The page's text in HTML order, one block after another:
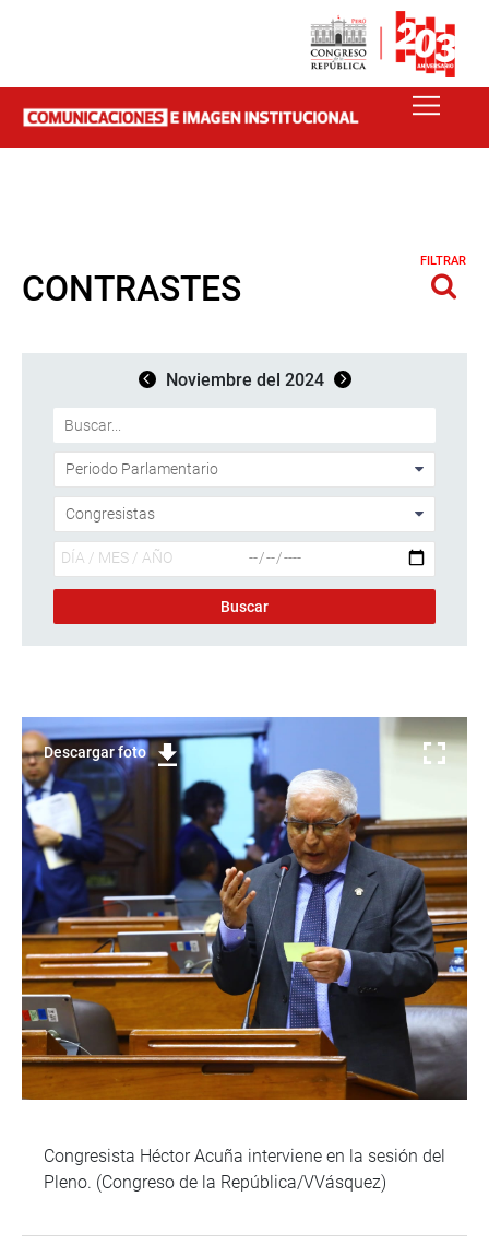
CONTRASTES
FILTRAR
Noviembre del 2024
Descargar foto
Congresista Héctor Acuña interviene en la sesión del
Pleno. (Congreso de la República/VVásquez)